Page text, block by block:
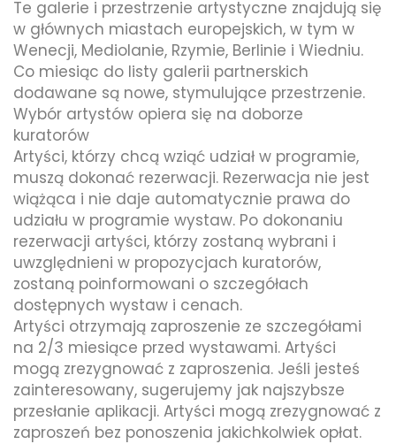
Te galerie i przestrzenie artystyczne znajdują się
w głównych miastach europejskich, w tym w
Wenecji, Mediolanie, Rzymie, Berlinie i Wiedniu.
Co miesiąc do listy galerii partnerskich
dodawane są nowe, stymulujące przestrzenie.
Wybór artystów opiera się na doborze
kuratorów
Artyści, którzy chcą wziąć udział w programie,
muszą dokonać rezerwacji. Rezerwacja nie jest
wiążąca i nie daje automatycznie prawa do
udziału w programie wystaw. Po dokonaniu
rezerwacji artyści, którzy zostaną wybrani i
uwzględnieni w propozycjach kuratorów,
zostaną poinformowani o szczegółach
dostępnych wystaw i cenach.
Artyści otrzymają zaproszenie ze szczegółami
na 2/3 miesiące przed wystawami. Artyści
mogą zrezygnować z zaproszenia. Jeśli jesteś
zainteresowany, sugerujemy jak najszybsze
przesłanie aplikacji. Artyści mogą zrezygnować z
zaproszeń bez ponoszenia jakichkolwiek opłat.